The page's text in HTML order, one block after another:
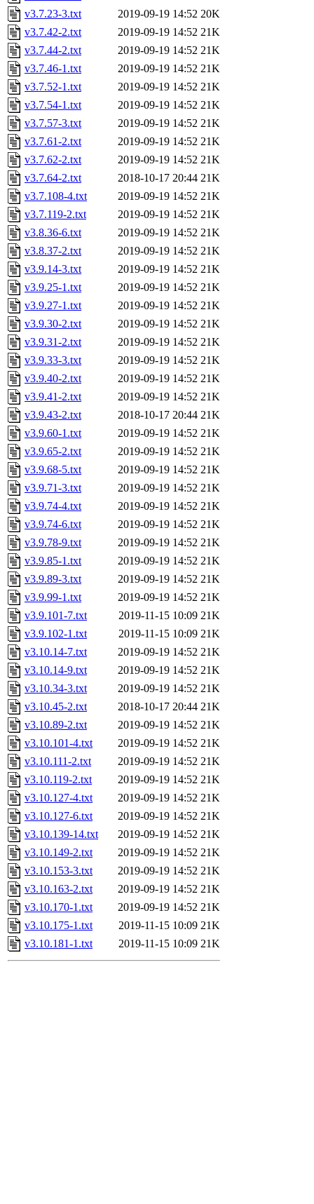
v3.7.23-3.txt
2019-09-19 14:52 20K
v3.7.42-2.txt
2019-09-19 14:52 21K
v3.7.44-2.txt
2019-09-19 14:52 21K
v3.7.46-1.txt
2019-09-19 14:52 21K
v3.7.52-1.txt
2019-09-19 14:52 21K
v3.7.54-1.txt
2019-09-19 14:52 21K
v3.7.57-3.txt
2019-09-19 14:52 21K
v3.7.61-2.txt
2019-09-19 14:52 21K
v3.7.62-2.txt
2019-09-19 14:52 21K
v3.7.64-2.txt
2018-10-17 20:44 21K
v3.7.108-4.txt
2019-09-19 14:52 21K
v3.7.119-2.txt
2019-09-19 14:52 21K
v3.8.36-6.txt
2019-09-19 14:52 21K
v3.8.37-2.txt
2019-09-19 14:52 21K
v3.9.14-3.txt
2019-09-19 14:52 21K
v3.9.25-1.txt
2019-09-19 14:52 21K
v3.9.27-1.txt
2019-09-19 14:52 21K
v3.9.30-2.txt
2019-09-19 14:52 21K
v3.9.31-2.txt
2019-09-19 14:52 21K
v3.9.33-3.txt
2019-09-19 14:52 21K
v3.9.40-2.txt
2019-09-19 14:52 21K
v3.9.41-2.txt
2019-09-19 14:52 21K
v3.9.43-2.txt
2018-10-17 20:44 21K
v3.9.60-1.txt
2019-09-19 14:52 21K
v3.9.65-2.txt
2019-09-19 14:52 21K
v3.9.68-5.txt
2019-09-19 14:52 21K
v3.9.71-3.txt
2019-09-19 14:52 21K
v3.9.74-4.txt
2019-09-19 14:52 21K
v3.9.74-6.txt
2019-09-19 14:52 21K
v3.9.78-9.txt
2019-09-19 14:52 21K
v3.9.85-1.txt
2019-09-19 14:52 21K
v3.9.89-3.txt
2019-09-19 14:52 21K
v3.9.99-1.txt
2019-09-19 14:52 21K
v3.9.101-7.txt
2019-11-15 10:09 21K
v3.9.102-1.txt
2019-11-15 10:09 21K
v3.10.14-7.txt
2019-09-19 14:52 21K
v3.10.14-9.txt
2019-09-19 14:52 21K
v3.10.34-3.txt
2019-09-19 14:52 21K
v3.10.45-2.txt
2018-10-17 20:44 21K
v3.10.89-2.txt
2019-09-19 14:52 21K
v3.10.101-4.txt
2019-09-19 14:52 21K
v3.10.111-2.txt
2019-09-19 14:52 21K
v3.10.119-2.txt
2019-09-19 14:52 21K
v3.10.127-4.txt
2019-09-19 14:52 21K
v3.10.127-6.txt
2019-09-19 14:52 21K
v3.10.139-14.txt
2019-09-19 14:52 21K
v3.10.149-2.txt
2019-09-19 14:52 21K
v3.10.153-3.txt
2019-09-19 14:52 21K
v3.10.163-2.txt
2019-09-19 14:52 21K
v3.10.170-1.txt
2019-09-19 14:52 21K
v3.10.175-1.txt
2019-11-15 10:09 21K
v3.10.181-1.txt
2019-11-15 10:09 21K